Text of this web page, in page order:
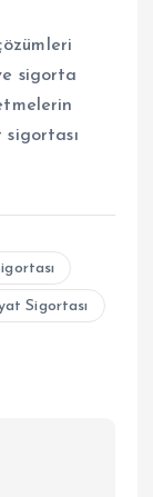
sigorta
Sigortası